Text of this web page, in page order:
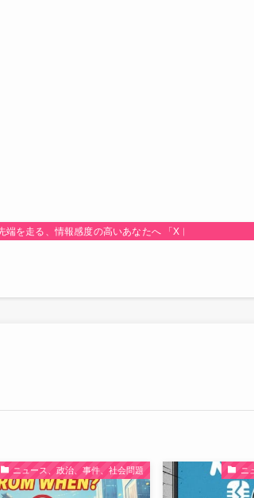
を走る、情報感度の高いあなたへ 「Xトレンド研究
ニュース、政治、事件、社会問題 ニ